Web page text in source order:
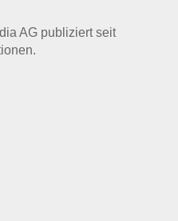
AG publiziert seit